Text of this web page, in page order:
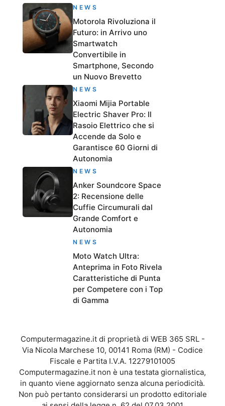
NEWS
Motorola Rivoluziona il
Futuro: in Arrivo uno
Smartwatch
Convertibile in
Smartphone, Secondo
un Nuovo Brevetto
NEWS
Xiaomi Mijia Portable
Electric Shaver Pro: Il
Rasoio Elettrico che si
Accende da Solo e
Garantisce 60 Giorni di
Autonomia
NEWS
Anker Soundcore Space
2: Recensione delle
Cuffie Circumurali dal
Grande Comfort e
Autonomia
NEWS
Moto Watch Ultra:
Anteprima in Foto Rivela
Caratteristiche di Punta
per Competere con i Top
di Gamma
Computermagazine.it di proprietà di WEB 365 SRL -
Via Nicola Marchese 10, 00141 Roma (RM) - Codice
Fiscale e Partita I.V.A. 12279101005
Computermagazine.it non è una testata giornalistica,
in quanto viene aggiornato senza alcuna periodicità.
Non può pertanto considerarsi un prodotto editoriale